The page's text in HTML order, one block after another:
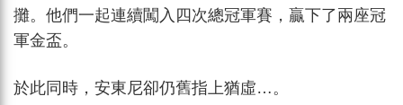
攤。他們一起連續闖入四次總冠軍賽，贏下了兩座冠
軍金盃。
於此同時，安東尼卻仍舊指上猶虛…。